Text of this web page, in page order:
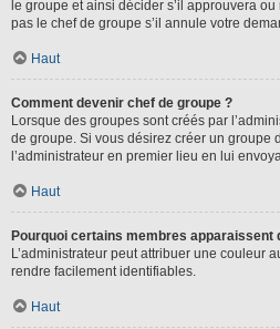
le groupe et ainsi décider s’il approuvera
pas le chef de groupe s’il annule votre
Haut
Comment devenir chef de groupe ?
Lorsque des groupes sont créés par
de groupe. Si vous désirez créer un groupe
l’administrateur en premier lieu en lui
Haut
Pourquoi certains membres apparaissent
L’administrateur peut attribuer une couleur
rendre facilement identifiables.
Haut